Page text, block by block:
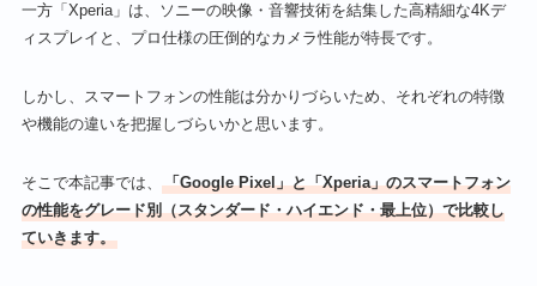
一方「Xperia」は、ソニーの映像・音響技術を結集した高精細な4Kデ
ィスプレイと、プロ仕様の圧倒的なカメラ性能が特長です。
しかし、スマートフォンの性能は分かりづらいため、それぞれの特徴
や機能の違いを把握しづらいかと思います。
そこで本記事では、
「Google Pixel」と「Xperia」のスマートフォン
の性能をグレード別（スタンダード・ハイエンド・最上位）で比較し
ていきます。